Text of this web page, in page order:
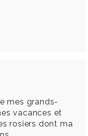
mes grands-
vacances et
rosiers dont ma